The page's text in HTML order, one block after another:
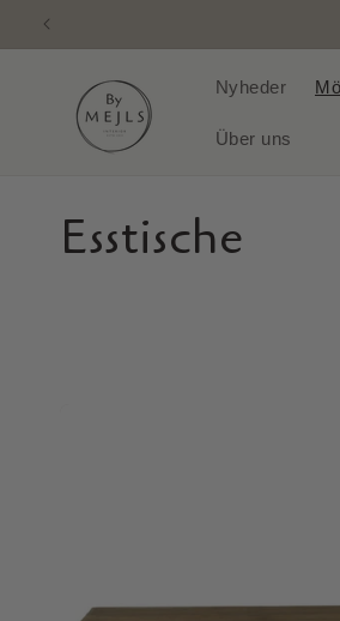
zum
Inhalt
Nyheder
Über uns
K
Esstische